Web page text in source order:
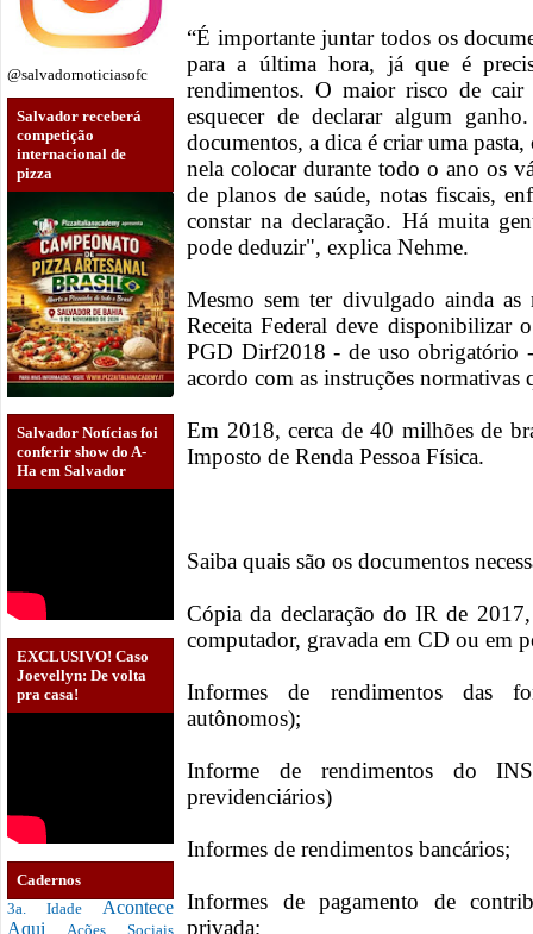
@salvadornoticiasofc
Salvador receberá
competição
internacional de
pizza
Salvador Notícias foi
conferir show do A-
Ha em Salvador
EXCLUSIVO! Caso
Joevellyn: De volta
pra casa!
Cadernos
3a. Idade Acontece
Aqui Acões Sociais
“É importante juntar todos os
para a última hora, já que é
rendimentos. O maior risco de
esquecer de declarar algum
documentos, a dica é criar uma
nela colocar durante todo o ano os
de planos de saúde, notas fiscais,
constar na declaração. Há muita
pode deduzir", explica Nehme.
Mesmo sem ter divulgado ainda as
Receita Federal deve disponibilizar
PGD Dirf2018 - de uso obrigatório
acordo com as instruções normativas
Em 2018, cerca de 40 milhões de
Imposto de Renda Pessoa Física.
Saiba quais são os documentos
Cópia da declaração do IR de
computador, gravada em CD ou em
Informes de rendimentos das
autônomos);
Informe de rendimentos do
previdenciários)
Informes de rendimentos bancários;
Informes de pagamento de
privada;